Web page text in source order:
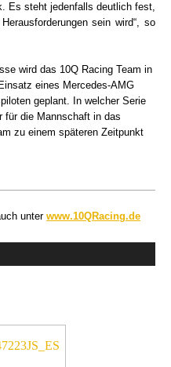
Es steht jedenfalls deutlich fest,
sein wird“, so
wird das 10Q Racing Team in
eines Mercedes-AMG
geplant. In welcher Serie
für die Mannschaft in das
zu einem späteren Zeitpunkt
unter www.10QRacing.de